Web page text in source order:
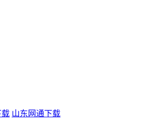
载 山东网通下载